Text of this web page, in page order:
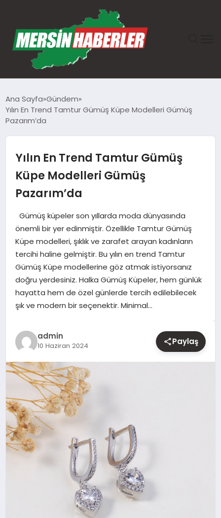
GÜNDEM
TEKNOLOJI
SPOR
YAŞAM
EĞITIM
Ana Sayfa Gündem
Yılın En Trend Tamtur Gümüş Küpe Modelleri Gümüş
Pazarım’da
Yılın En Trend Tamtur Gümüş
Küpe Modelleri Gümüş
Pazarım’da
Gümüş küpeler son yıllarda moda dünyasında
önemli bir yer edinmiştir. Özellikle Tamtur Gümüş
Küpe modelleri, şıklık ve zarafet arayan kadınların
tercihi haline gelmiştir. Bu yılın en trend Tamtur
Gümüş Küpe modellerine göz atmak istiyorsanız
doğru yerdesiniz. Halka Gümüş Küpeler, hem günlük
hayatta hem de özel günlerde tercih edilebilecek
şık ve modern bir seçenektir. Minimal…
admin
10 Haziran 2024 Paylaş